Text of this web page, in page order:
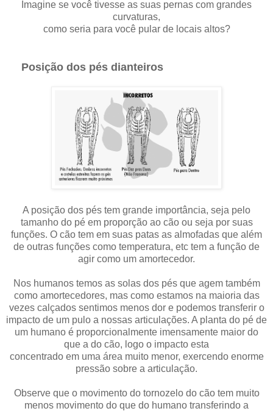
Imagine se você tivesse as suas pernas com grandes
curvaturas,
como seria para você pular de locais altos?
Posição dos pés dianteiros
A posição dos pés tem grande importância, seja pelo
tamanho do pé em proporção ao cão ou seja por suas
funções. O cão tem em suas patas as almofadas que além
de outras funções como temperatura, etc tem a função de
agir como um amortecedor.
Nos humanos temos as solas dos pés que agem também
como amortecedores, mas como estamos na maioria das
vezes calçados sentimos menos dor e podemos transferir o
impacto de um pulo a nossas articulações. A planta do pé de
um humano é proporcionalmente imensamente maior do
que a do cão, logo o impacto esta
concentrado em uma área muito menor, exercendo enorme
pressão sobre a articulação.
Observe que o movimento do tornozelo do cão tem muito
menos movimento do que do humano transferindo a